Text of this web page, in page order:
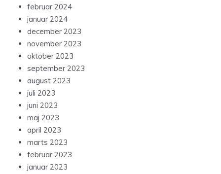
februar 2024
januar 2024
december 2023
november 2023
oktober 2023
september 2023
august 2023
juli 2023
juni 2023
maj 2023
april 2023
marts 2023
februar 2023
januar 2023